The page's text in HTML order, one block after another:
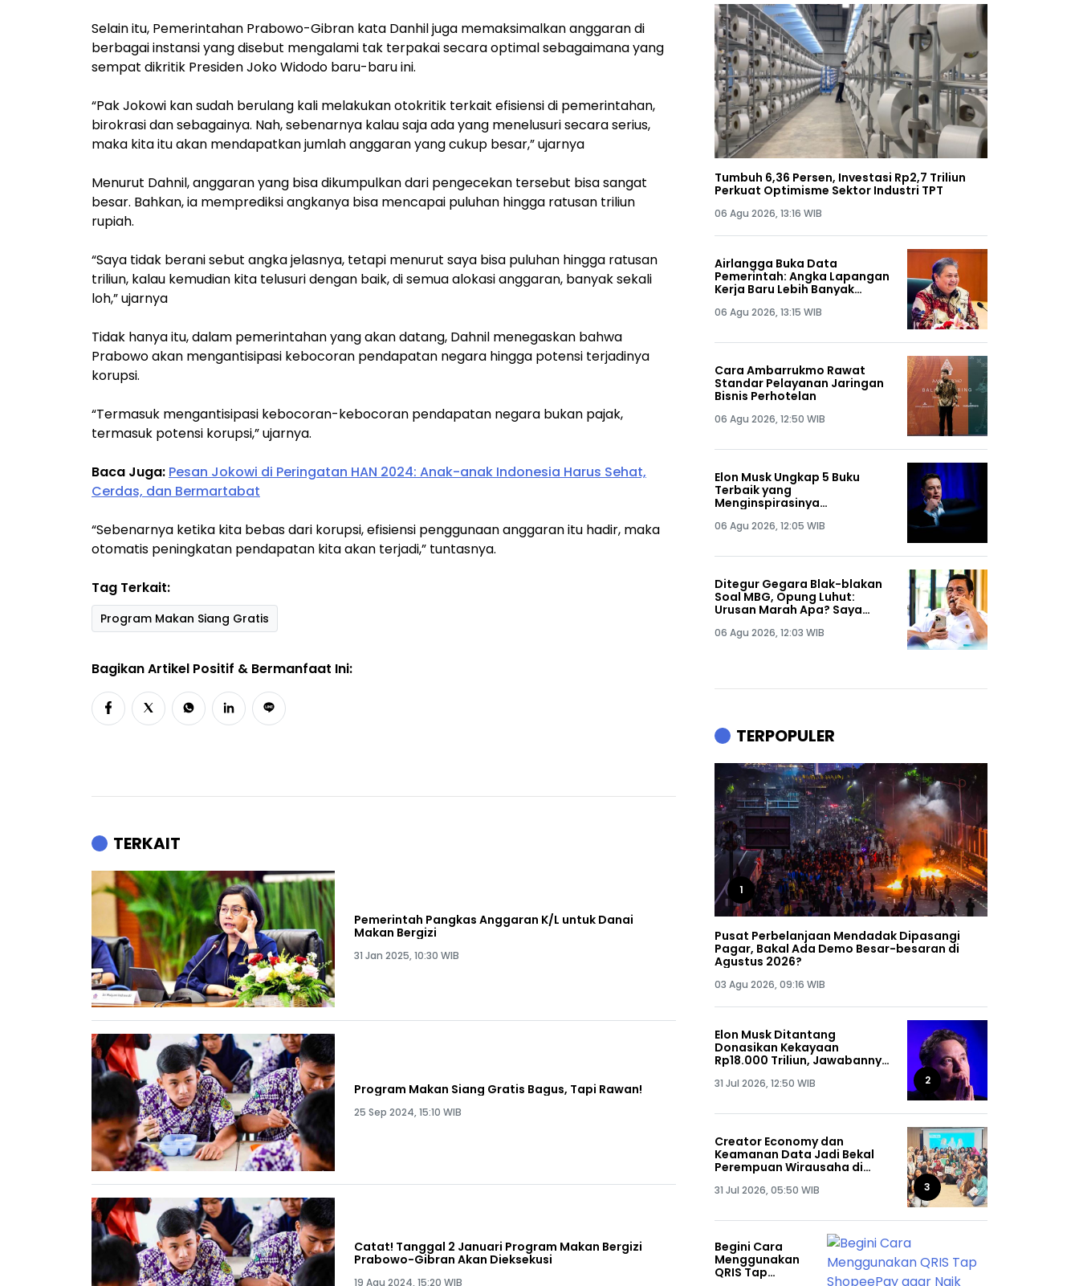
Selain itu, Pemerintahan Prabowo-Gibran kata Danhil juga memaksimalkan anggaran di
berbagai instansi yang disebut mengalami tak terpakai secara optimal sebagaimana yang
sempat dikritik Presiden Joko Widodo baru-baru ini.
“Pak Jokowi kan sudah berulang kali melakukan otokritik terkait efisiensi di pemerintahan,
birokrasi dan sebagainya. Nah, sebenarnya kalau saja ada yang menelusuri secara serius,
maka kita itu akan mendapatkan jumlah anggaran yang cukup besar,” ujarnya
Menurut Dahnil, anggaran yang bisa dikumpulkan dari pengecekan tersebut bisa sangat
besar. Bahkan, ia memprediksi angkanya bisa mencapai puluhan hingga ratusan triliun
rupiah.
“Saya tidak berani sebut angka jelasnya, tetapi menurut saya bisa puluhan hingga ratusan
triliun, kalau kemudian kita telusuri dengan baik, di semua alokasi anggaran, banyak sekali
loh,” ujarnya
Tidak hanya itu, dalam pemerintahan yang akan datang, Dahnil menegaskan bahwa
Prabowo akan mengantisipasi kebocoran pendapatan negara hingga potensi terjadinya
korupsi.
“Termasuk mengantisipasi kebocoran-kebocoran pendapatan negara bukan pajak,
termasuk potensi korupsi,” ujarnya.
Baca Juga: Pesan Jokowi di Peringatan HAN 2024: Anak-anak Indonesia Harus Sehat,
Cerdas, dan Bermartabat
“Sebenarnya ketika kita bebas dari korupsi, efisiensi penggunaan anggaran itu hadir, maka
otomatis peningkatan pendapatan kita akan terjadi,” tuntasnya.
Tag Terkait:
Program Makan Siang Gratis
Bagikan Artikel Positif & Bermanfaat Ini:
TERKAIT
Pemerintah Pangkas Anggaran K/L untuk Danai
Makan Bergizi
31 Jan 2025, 10:30 WIB
Program Makan Siang Gratis Bagus, Tapi Rawan!
25 Sep 2024, 15:10 WIB
Catat! Tanggal 2 Januari Program Makan Bergizi
Prabowo-Gibran Akan Dieksekusi
19 Agu 2024, 15:20 WIB
Tumbuh 6,36 Persen, Investasi Rp2,7 Triliun
Perkuat Optimisme Sektor Industri TPT
06 Agu 2026, 13:16 WIB
Airlangga Buka Data
Pemerintah: Angka Lapangan
Kerja Baru Lebih Banyak
06 Agu 2026, 13:15 WIB
Cara Ambarrukmo Rawat
Standar Pelayanan Jaringan
Bisnis Perhotelan
06 Agu 2026, 12:50 WIB
Elon Musk Ungkap 5 Buku
Terbaik yang
Menginspirasinya
Tesla
06 Agu 2026, 12:05 WIB
Ditegur Gegara Blak-blakan
Soal MBG, Opung Luhut:
Urusan Marah Apa? Saya
06 Agu 2026, 12:03 WIB
TERPOPULER
1
Pusat Perbelanjaan Mendadak Dipasangi
Pagar, Bakal Ada Demo Besar-besaran di
Agustus 2026?
03 Agu 2026, 09:16 WIB
Elon Musk Ditantang
Donasikan Kekayaan
Rp18.000 Triliun, Jawabannya
31 Jul 2026, 12:50 WIB 2
Creator Economy dan
Keamanan Data Jadi Bekal
Perempuan Wirausaha di
31 Jul 2026, 05:50 WIB 3
Begini Cara
Menggunakan
QRIS Tap